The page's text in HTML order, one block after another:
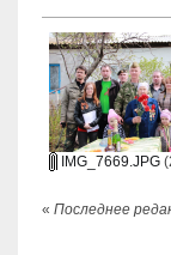
IMG_7669.JPG
« Последнее